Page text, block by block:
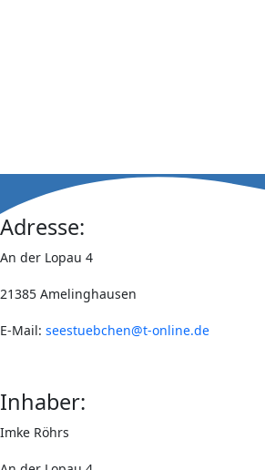
Adresse:
An der Lopau 4
21385 Amelinghausen
E-Mail: seestuebchen@t-online.de
Inhaber:
Imke Röhrs